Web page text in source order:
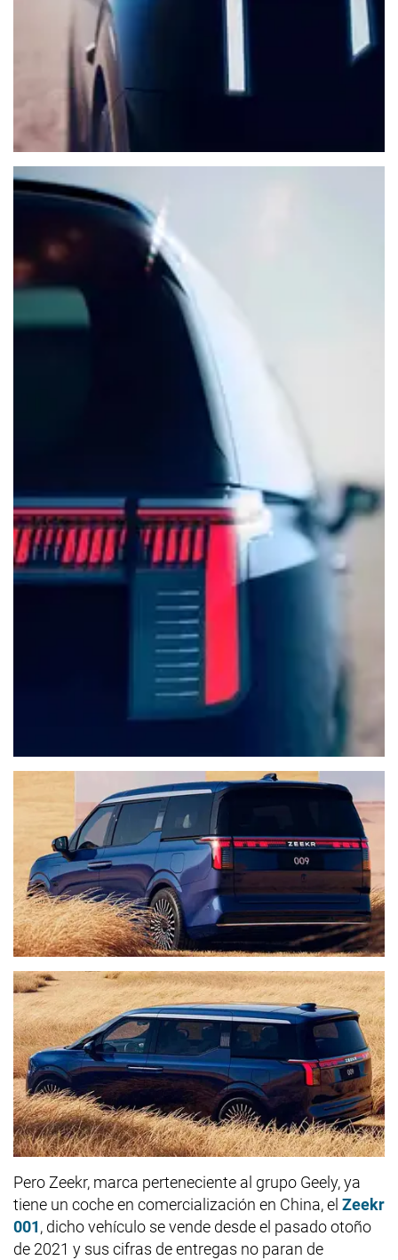
Pero Zeekr, marca perteneciente al grupo Geely, ya
tiene un coche en comercialización en China, el Zeekr
001, dicho vehículo se vende desde el pasado otoño
de 2021 y sus cifras de entregas no paran de